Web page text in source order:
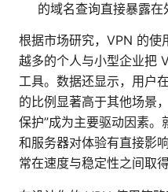
的域名查询直接暴露在
根据市场研究，VPN 的使
越多的个人与小型企业把
工具。数据还显示，用户
的比例显著高于其他场景
保护”成为主要驱动因素
和服务器对体验有直接影
常在速度与稳定性之间取